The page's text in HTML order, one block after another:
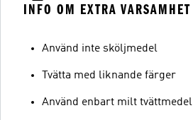
INFO OM EXTRA VARSAMHET
Använd inte sköljmedel
Tvätta med liknande färger
Använd enbart milt tvättmedel